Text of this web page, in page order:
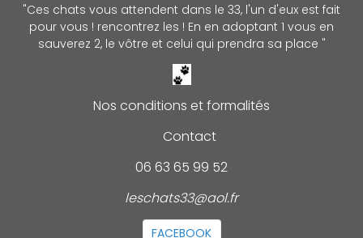
"Ces chats vous attendent dans le 33, l'un d'eux est fait
pour vous ! rencontrez les ! En en adoptant 1 vous en
sauverez 2, le vôtre et celui qui prendra sa place "
Nos conditions et formalités
Contact
06 63 65 99 52
leschats33@aol.fr
FACEBOOK